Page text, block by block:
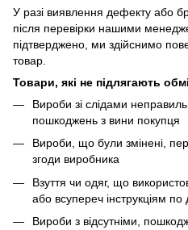
У разі виявлення дефекту або
після перевірки нашими
підтверджено, ми здійснимо
товар.
Товари, які не підлягають
Вироби зі слідами
пошкоджень з вини покупця
Вироби, що були змінені,
згоди виробника
Взуття чи одяг, що
або всупереч інструкціям по
Вироби з відсутніми,